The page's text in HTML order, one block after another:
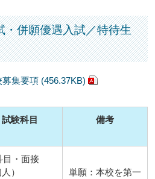
・併願優遇入試／特待生
集要項 (456.37KB)
試験科目 備考
目・面接
）
単願：本校を第一